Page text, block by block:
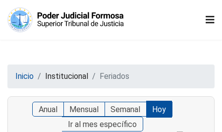
Inicio Institucional Feriados
Anual Mensual Semanal
Hoy
Ir al mes específico